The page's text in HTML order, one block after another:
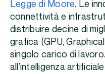
Legge di Moore. Le
connettività e
distribuire decine di
grafica (GPU,
singolo carico di
all’intelligenza